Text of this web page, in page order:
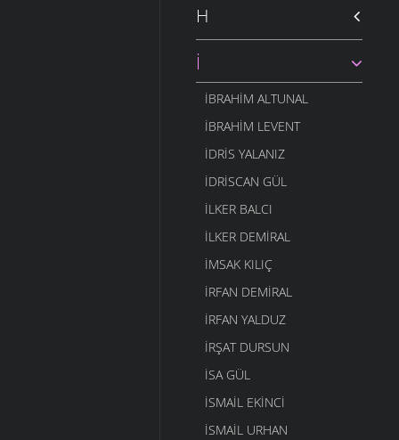
H
İ
İBRAHIM ALTUNAL
İBRAHIM LEVENT
İDRIS YALANIZ
IDRISCAN GÜL
İLKER BALCI
İLKER DEMIRAL
İMSAK KILIÇ
İRFAN DEMIRAL
İRFAN YALDUZ
İRŞAT DURSUN
ISA GÜL
ISMAIL EKINCI
İSMAIL URHAN